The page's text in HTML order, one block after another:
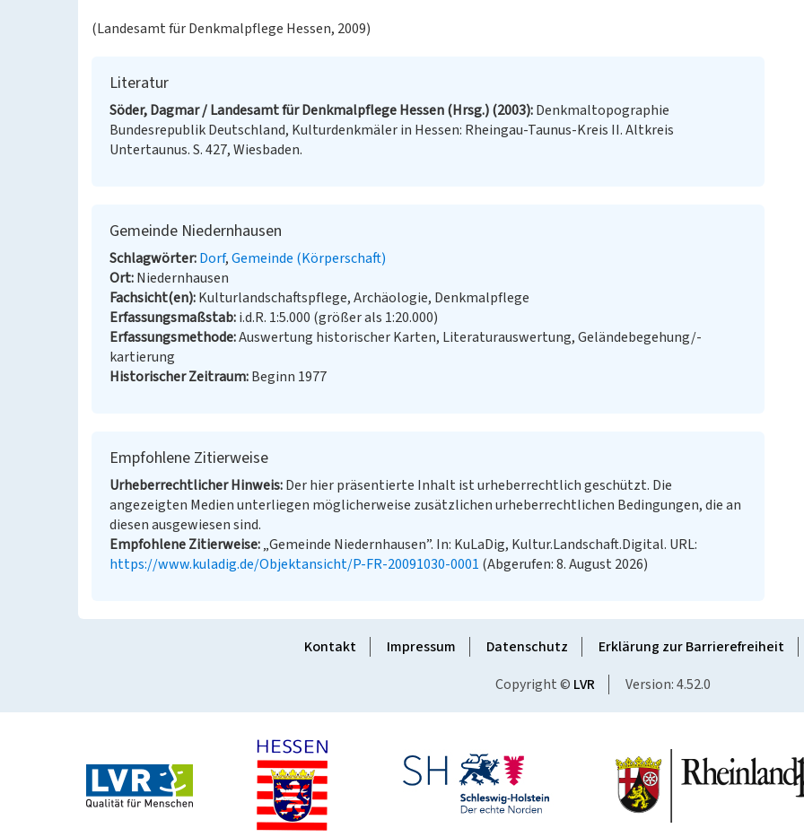
(Landesamt für Denkmalpflege Hessen, 2009)
Literatur
Söder, Dagmar / Landesamt für Denkmalpflege Hessen (Hrsg.) (2003) Denkmaltopographie
Bundesrepublik Deutschland, Kulturdenkmäler in Hessen: Rheingau-Taunus-Kreis II. Altkreis
Untertaunus. S. 427, Wiesbaden.
Gemeinde Niedernhausen
Schlagwörter Dorf Gemeinde (Körperschaft)
Ort Niedernhausen
Fachsicht(en) Kulturlandschaftspflege, Archäologie, Denkmalpflege
Erfassungsmaßstab i.d.R. 1:5.000 (größer als 1:20.000)
Erfassungsmethode Auswertung historischer Karten, Literaturauswertung, Geländebegehung/-
kartierung
Historischer Zeitraum Beginn 1977
Empfohlene Zitierweise
Urheberrechtlicher Hinweis Der hier präsentierte Inhalt ist urheberrechtlich geschützt. Die
angezeigten Medien unterliegen möglicherweise zusätzlichen urheberrechtlichen Bedingungen, die an
diesen ausgewiesen sind.
Empfohlene Zitierweise „Gemeinde Niedernhausen”. In: KuLaDig, Kultur.Landschaft.Digital. URL:
https://www.kuladig.de/Objektansicht/P-FR-20091030-0001 (Abgerufen: 8. August 2026)
Kontakt Impressum Datenschutz Erklärung zur Barrierefreiheit
Copyright © LVR Version: 4.52.0